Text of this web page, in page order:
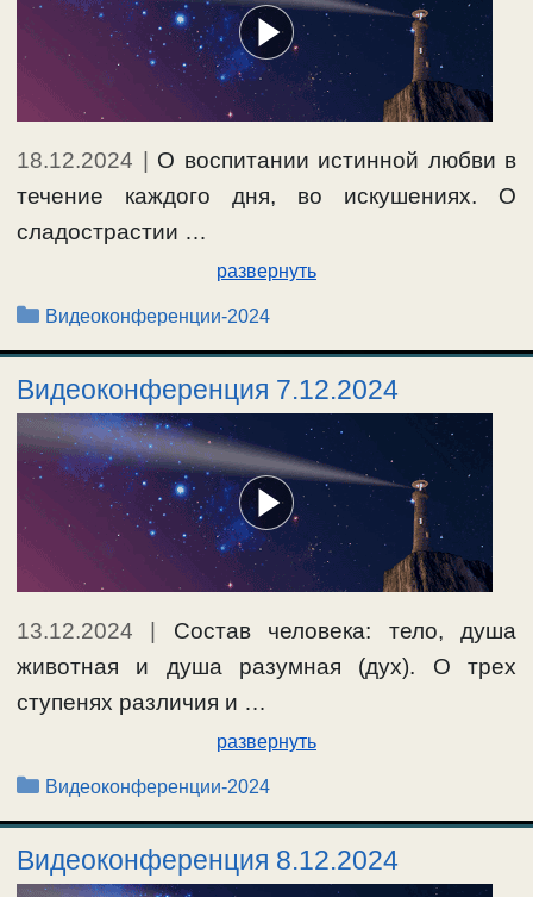
18.12.2024
О воспитании истинной любви в
течение каждого дня, во искушениях. О
сладострастии …
развернуть
Рубрики
Видеоконференции-2024
Видеоконференция 7.12.2024
13.12.2024
Состав человека: тело, душа
животная и душа разумная (дух). О трех
ступенях различия и …
развернуть
Рубрики
Видеоконференции-2024
Видеоконференция 8.12.2024